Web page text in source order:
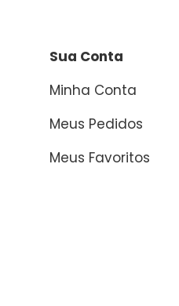
Sua Conta
Minha Conta
Meus Pedidos
Meus Favoritos